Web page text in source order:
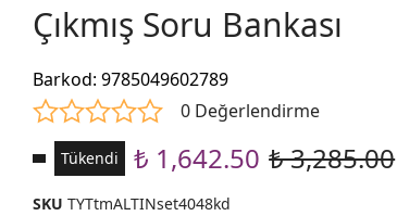
Çıkmış Soru Bankası
Barkod:9785049602789
0 Değerlendirme
Tükendi ₺ 1,642.50 ₺ 3,285.00
SKU TYTtmALTINset4048kd